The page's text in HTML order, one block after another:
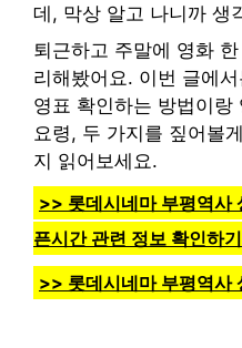
데, 막상 알고 나니까 생
퇴근하고 주말에 영화
리해봤어요. 이번 글에
영표 확인하는 방법이랑
요령, 두 가지를 짚어볼
지 읽어보세요.
>> 롯데시네마 부평역사
픈시간 관련 정보 확인하기
>> 롯데시네마 부평역사